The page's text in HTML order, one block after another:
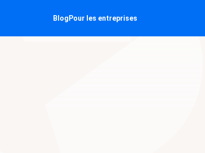
Blog Pour les entreprises